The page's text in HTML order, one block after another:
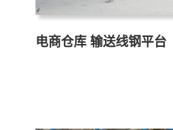
电商仓库 输送线钢平台